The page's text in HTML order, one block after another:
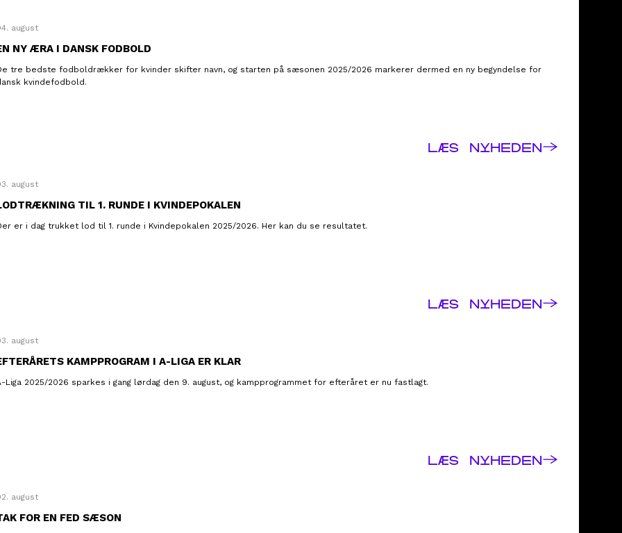
august
NY ÆRA I DANSK FODBOLD
tre bedste fodboldrækker for kvinder skifter navn, og starten på sæsonen 2025/2026 markerer dermed en ny begyndelse for
kvindefodbold.
LÆS NYHEDEN→
august
TIL 1. RUNDE I KVINDEPOKALEN
er i dag trukket lod til 1. runde i Kvindepokalen 2025/2026. Her kan du se resultatet.
LÆS NYHEDEN→
august
KAMPPROGRAM I A-LIGA ER KLAR
Liga 2025/2026 sparkes i gang lørdag den 9. august, og kampprogrammet for efteråret er nu fastlagt.
LÆS NYHEDEN→
august
FOR EN FED SÆSON